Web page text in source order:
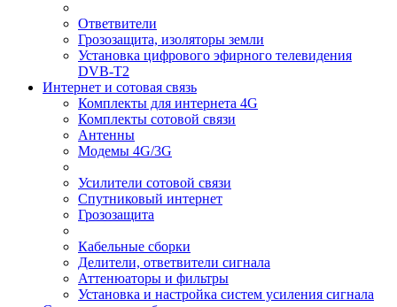
Ответвители
Грозозащита, изоляторы земли
Установка цифрового эфирного телевидения
DVB-T2
Интернет и сотовая связь
Комплекты для интернета 4G
Комплекты сотовой связи
Антенны
Модемы 4G/3G
Усилители сотовой связи
Спутниковый интернет
Грозозащита
Кабельные сборки
Делители, ответвители сигнала
Аттенюаторы и фильтры
Установка и настройка систем усиления сигнала